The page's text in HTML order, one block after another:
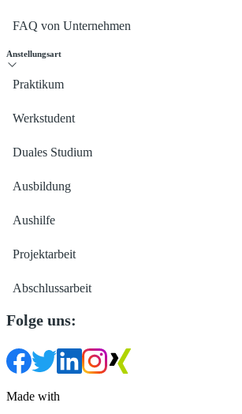
FAQ von Unternehmen
Anstellungsart
Praktikum
Werkstudent
Duales Studium
Ausbildung
Aushilfe
Projektarbeit
Abschlussarbeit
Folge uns:
Made with